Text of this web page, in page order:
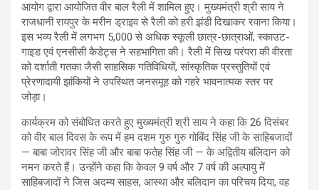
आयोग द्वारा आयोजित वीर बाल रैली में शामिल हुए। मुख्यमंत्री श्री साय ने
राजधानी रायपुर के मरीन ड्राइव से रैली को हरी झंडी दिखाकर रवाना किया।
इस भव्य रैली में लगभग 5,000 से अधिक स्कूली छात्र-छात्राओं, स्काउट-
गाइड एवं एनसीसी कैडेट्स ने सहभागिता की। रैली में सिख परंपरा की वीरता
को दर्शाती गतका जैसी साहसिक गतिविधियों, सांस्कृतिक प्रस्तुतियों एवं
प्रेरणादायी झांकियों ने उपस्थित जनसमूह को गहरे भावनात्मक स्तर पर
जोड़ा।
कार्यक्रम को संबोधित करते हुए मुख्यमंत्री श्री साय ने कहा कि 26 दिसंबर
को वीर बाल दिवस के रूप में हम दशम गुरु गुरु गोबिंद सिंह जी के साहिबजादों
— बाबा जोरावर सिंह जी और बाबा फतेह सिंह जी — के अद्वितीय बलिदान को
नमन करते हैं। उन्होंने कहा कि केवल 9 वर्ष और 7 वर्ष की अल्पायु में
साहिबजादों ने जिस अदम्य साहस, आस्था और बलिदान का परिचय दिया, वह